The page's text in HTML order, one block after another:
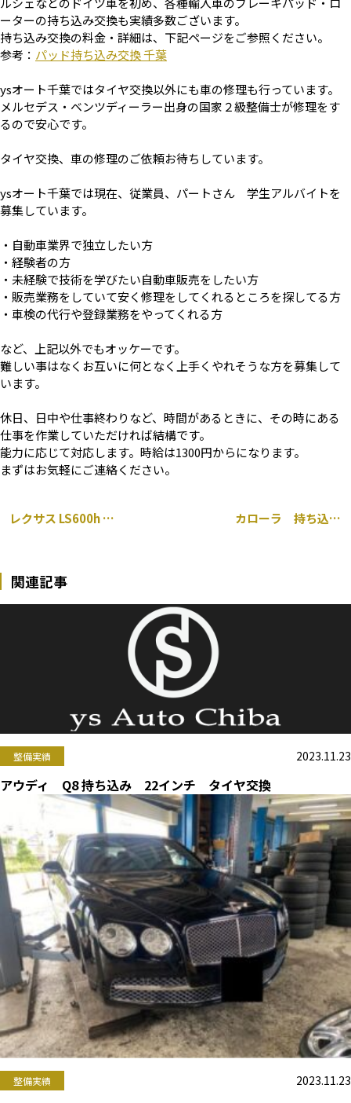
ーターの持ち込み交換も実績多数ございます。
持ち込み交換の料金・詳細は、下記ページをご参照ください。
参考： パッド持ち込み交換 千葉
ysオート千葉ではタイヤ交換以外にも車の修理も行っています。
メルセデス・ベンツディーラー出身の国家２級整備士が修理をす
るので安心です。
タイヤ交換、車の修理のご依頼お待ちしています。
ysオート千葉では現在、従業員、パートさん 学生アルバイトを
募集しています。
・自動車業界で独立したい方
・経験者の方
・未経験で技術を学びたい自動車販売をしたい方
・販売業務をしていて安く修理をしてくれるところを探してる方
・車検の代行や登録業務をやってくれる方
など、上記以外でもオッケーです。
難しい事はなくお互いに何となく上手くやれそうな方を募集して
います。
休日、日中や仕事終わりなど、時間があるときに、その時にある
仕事を作業していただければ結構です。
能力に応じて対応します。時給は1300円からになります。
まずはお気軽にご連絡ください。
レクサス LS600h 持ち込み 18インチ タイヤ交換 千葉市 中央区 カローラ 持ち込み シートカバー 取り付け 千葉市 中央区
関連記事
整備実績 2023.11.23
アウディ Q8 持ち込み 22インチ タイヤ交換
整備実績 2023.11.23